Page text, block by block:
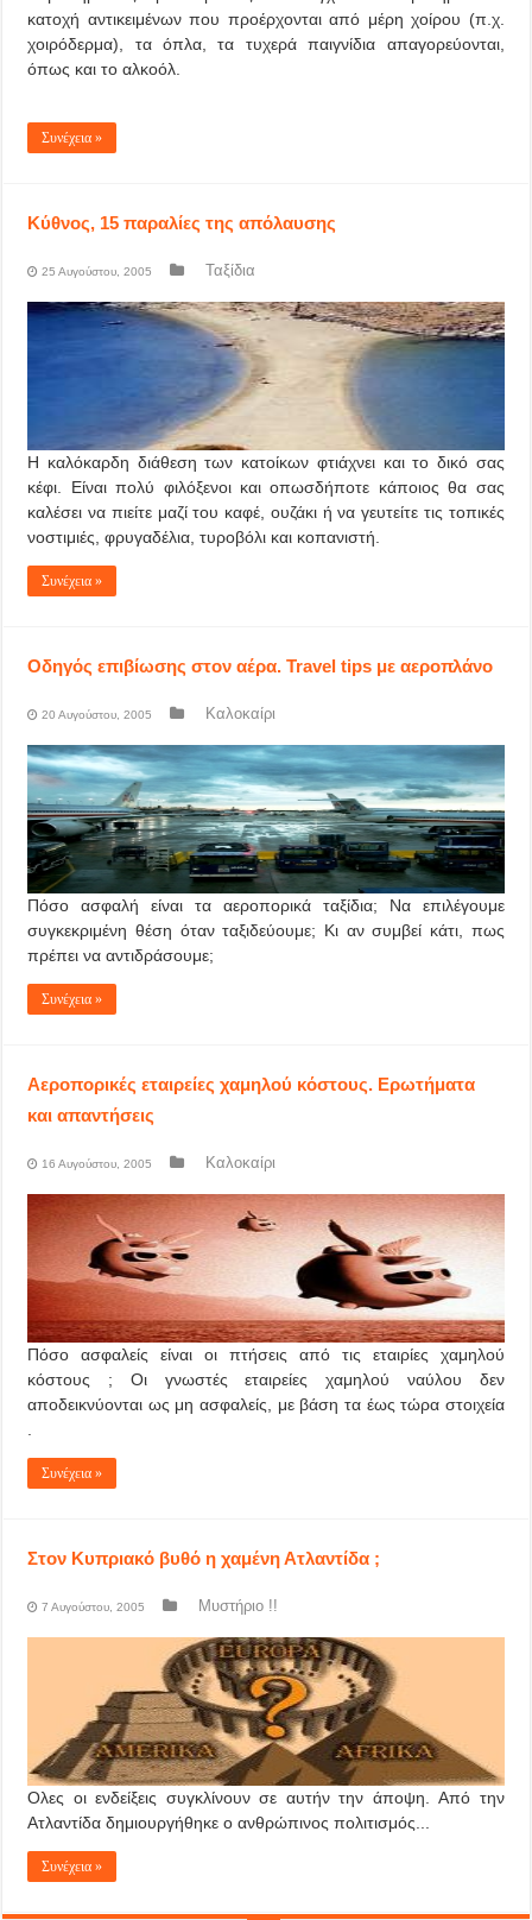
κατοχή αντικειμένων που προέρχονται από μέρη χοίρου (π.χ.
χοιρόδερμα), τα όπλα, τα τυχερά παιγνίδια απαγορεύονται,
όπως και το αλκοόλ.
Συνέχεια »
Κύθνος, 15 παραλίες της απόλαυσης
25 Αυγούστου, 2005 Ταξίδια
Η καλόκαρδη διάθεση των κατοίκων φτιάχνει και το δικό σας
κέφι. Είναι πολύ φιλόξενοι και οπωσδήποτε κάποιος θα σας
καλέσει να πιείτε μαζί του καφέ, ουζάκι ή να γευτείτε τις τοπικές
νοστιμιές, φρυγαδέλια, τυροβόλι και κοπανιστή.
Συνέχεια »
Οδηγός επιβίωσης στον αέρα. Travel tips με αεροπλάνο
20 Αυγούστου, 2005 Καλοκαίρι
Πόσο ασφαλή είναι τα αεροπορικά ταξίδια; Να επιλέγουμε
συγκεκριμένη θέση όταν ταξιδεύουμε; Κι αν συμβεί κάτι, πως
πρέπει να αντιδράσουμε;
Συνέχεια »
Αεροπορικές εταιρείες χαμηλού κόστους. Ερωτήματα
και απαντήσεις
16 Αυγούστου, 2005 Καλοκαίρι
Πόσο ασφαλείς είναι οι πτήσεις από τις εταιρίες χαμηλού
κόστους ; Οι γνωστές εταιρείες χαμηλού ναύλου δεν
αποδεικνύονται ως μη ασφαλείς, με βάση τα έως τώρα στοιχεία
Συνέχεια »
Στον Κυπριακό βυθό η χαμένη Ατλαντίδα ;
7 Αυγούστου, 2005 Μυστήριο !!
Oλες οι ενδείξεις συγκλίνουν σε αυτήν την άποψη. Aπό την
Aτλαντίδα δημιουργήθηκε ο ανθρώπινος πολιτισμός...
Συνέχεια »